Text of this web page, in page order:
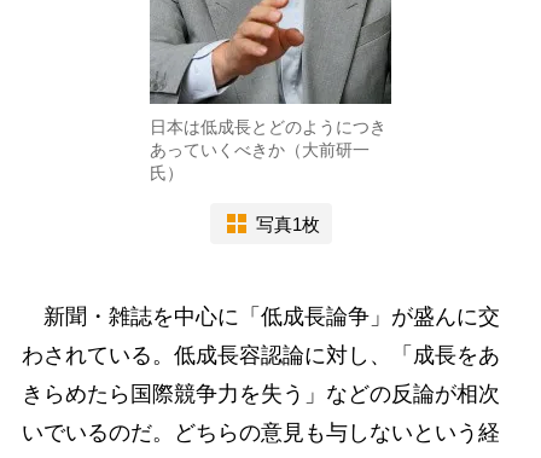
日本は低成長とどのようにつき
あっていくべきか（大前研一
氏）
写真1枚
新聞・雑誌を中心に「低成長論争」が盛んに交
わされている。低成長容認論に対し、「成長をあ
きらめたら国際競争力を失う」などの反論が相次
いでいるのだ。どちらの意見も与しないという経